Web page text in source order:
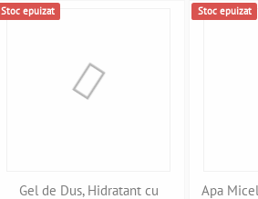
Stoc epuizat
Gel de Dus, Hidratant cu
Stoc epuizat
Apa